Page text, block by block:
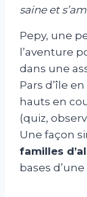
saine et
Pepy, une
l’aventure
dans une
Pars d’île
hauts en
(quiz,
Une façon
familles
bases d’une